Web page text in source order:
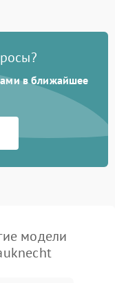
в ближайшее
модели